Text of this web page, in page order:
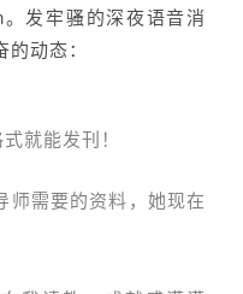
发牢骚的深夜语音消
动态：
就能发刊！
师需要的资料，她现在